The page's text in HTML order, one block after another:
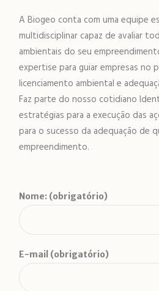
A Biogeo conta com uma equipe
multidisciplinar capaz de avaliar
ambientais do seu
expertise para guiar empresas no
licenciamento ambiental e
Faz parte do nosso cotidiano
estratégias para a execução das
para o sucesso da adequação de
empreendimento.
Nome: (obrigatório)
E-mail (obrigatório)